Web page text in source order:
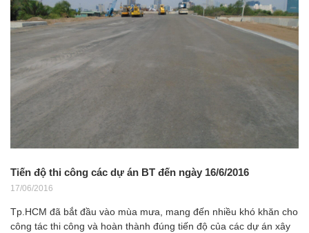
Tiến độ thi công các dự án BT đến ngày 16/6/2016
17/06/2016
Tp.HCM đã bắt đầu vào mùa mưa, mang đến nhiều khó khăn cho
công tác thi công và hoàn thành đúng tiến độ của các dự án xây